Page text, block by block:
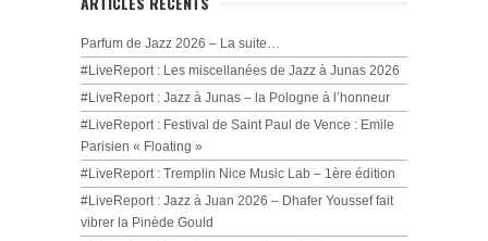
Parfum de Jazz 2026 – La suite…
#LiveReport : Les miscellanées de Jazz à Junas 2026
#LiveReport : Jazz à Junas – la Pologne à l’honneur
#LiveReport : Festival de Saint Paul de Vence : Emile
Parisien « Floating »
#LiveReport : Tremplin Nice Music Lab – 1ère édition
#LiveReport : Jazz à Juan 2026 – Dhafer Youssef fait
vibrer la Pinède Gould